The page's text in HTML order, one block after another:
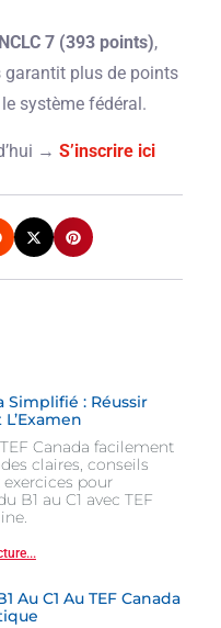
NCLC 7 (393 points),
garantit plus de points
système fédéral.
→ S’inscrire ici
Simplifié : Réussir
Canada facilement
claires, conseils
pour
B1 au C1 avec TEF
Au C1 Au TEF Canada